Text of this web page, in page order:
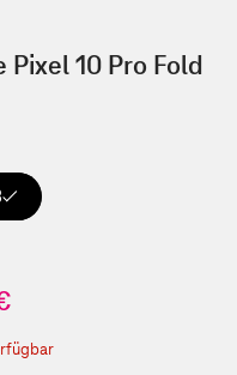
Pixel 10 Pro Fold